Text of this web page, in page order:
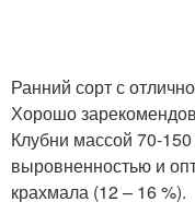
Ранний сорт с
Хорошо
Клубни массой 70-
выровненностью и
крахмала (12 – 16 %).